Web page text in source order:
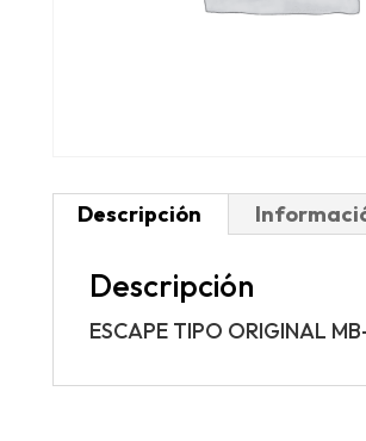
Descripción
Descripción
ESCAPE TIPO ORIGINAL